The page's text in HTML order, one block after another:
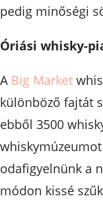
pedig minőségi
Óriási whisky-
A Big Market
különböző fajtát
ebből 3500
odafigyelnünk a
módon kissé